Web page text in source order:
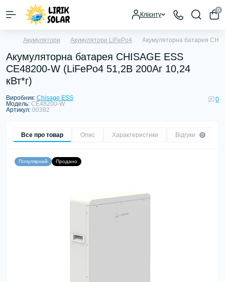
Клієнту
0
Акумулятори Акумулятори LiFePo4 Акумуляторна батарея
Акумуляторна батарея CHISAGE ESS
СЕ48200-W (LiFePo4 51,2В 200Аг 10,24
кВт*г)
Виробник: Chisage ESS
Модель: СЕ48200-W
Артикул: 00392
0
Все про товар Опис Характеристики Відгуки 0
Популярний Продано